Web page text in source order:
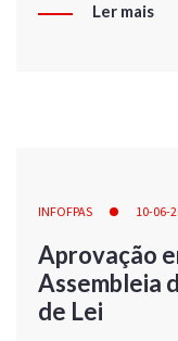
Ler mais
INFOFPAS 10-06-
Aprovação
Assembleia
de Lei